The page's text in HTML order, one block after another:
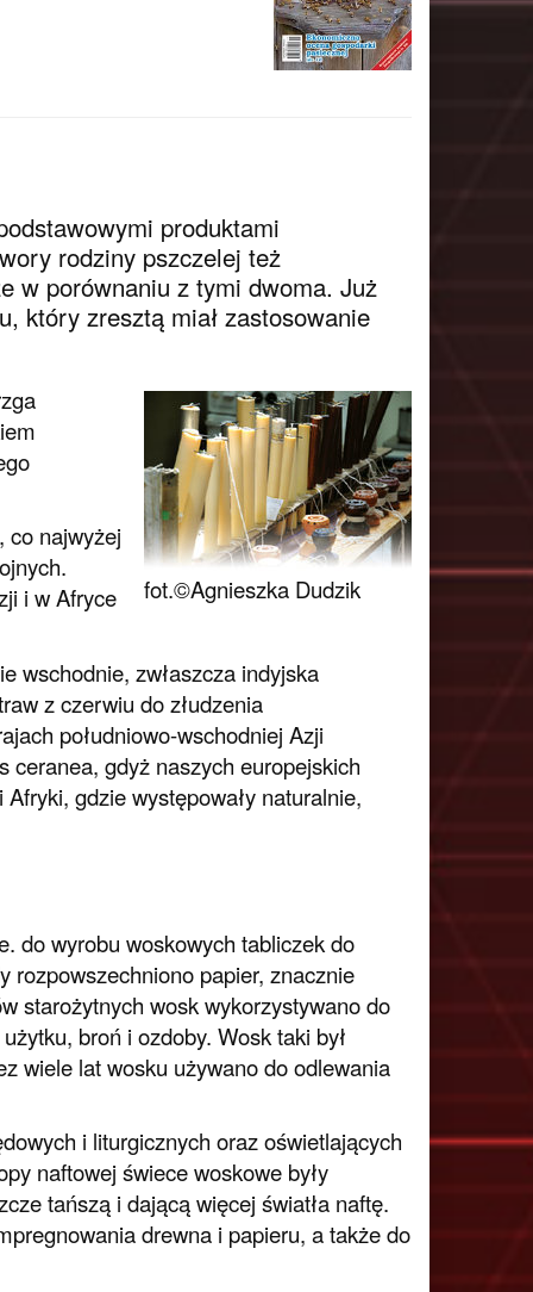
produktami
rodziny pszczelej też
w porównaniu z tymi dwoma. Już
który zresztą miał zastosowanie
fot.©Agnieszka Dudzik
co najwyżej
i w Afryce
wschodnie, zwłaszcza indyjska
z czerwiu do złudzenia
południowo-wschodniej Azji
ceranea, gdyż naszych europejskich
gdzie występowały naturalnie,
do wyrobu woskowych tabliczek do
rozpowszechniono papier, znacznie
starożytnych wosk wykorzystywano do
broń i ozdoby. Wosk taki był
wiele lat wosku używano do odlewania
i liturgicznych oraz oświetlających
naftowej świece woskowe były
tańszą i dającą więcej światła naftę.
drewna i papieru, a także do